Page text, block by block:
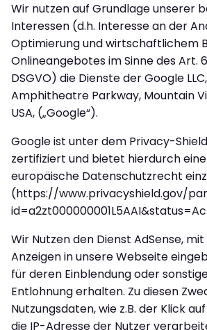
Wir nutzen auf Grundlage unserer
Interessen (d.h. Interesse an der
Optimierung und wirtschaftlichem
Onlineangebotes im Sinne des Art. 6
DSGVO) die Dienste der Google
Amphitheatre Parkway, Mountain
USA, („Google“).
Google ist unter dem Privacy-
zertifiziert und bietet hierdurch
europäische Datenschutzrecht
(https://www.privacyshield.gov/
Wir Nutzen den Dienst AdSense,
Anzeigen in unsere Webseite
für deren Einblendung oder
Entlohnung erhalten. Zu diesen
Nutzungsdaten, wie z.B. der Klick
die IP-Adresse der Nutzer